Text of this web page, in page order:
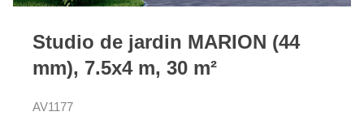
Studio de jardin MARION (44
mm), 7.5x4 m, 30 m²
AV1177